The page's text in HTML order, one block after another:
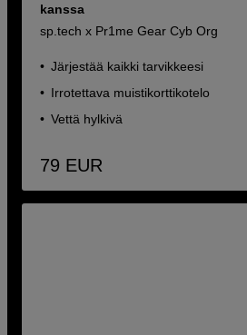
kanssa
sp.tech x Pr1me Gear Cyb Org
Järjestää kaikki tarvikkeesi
Irrotettava muistikorttikotelo
Vettä hylkivä
79 EUR